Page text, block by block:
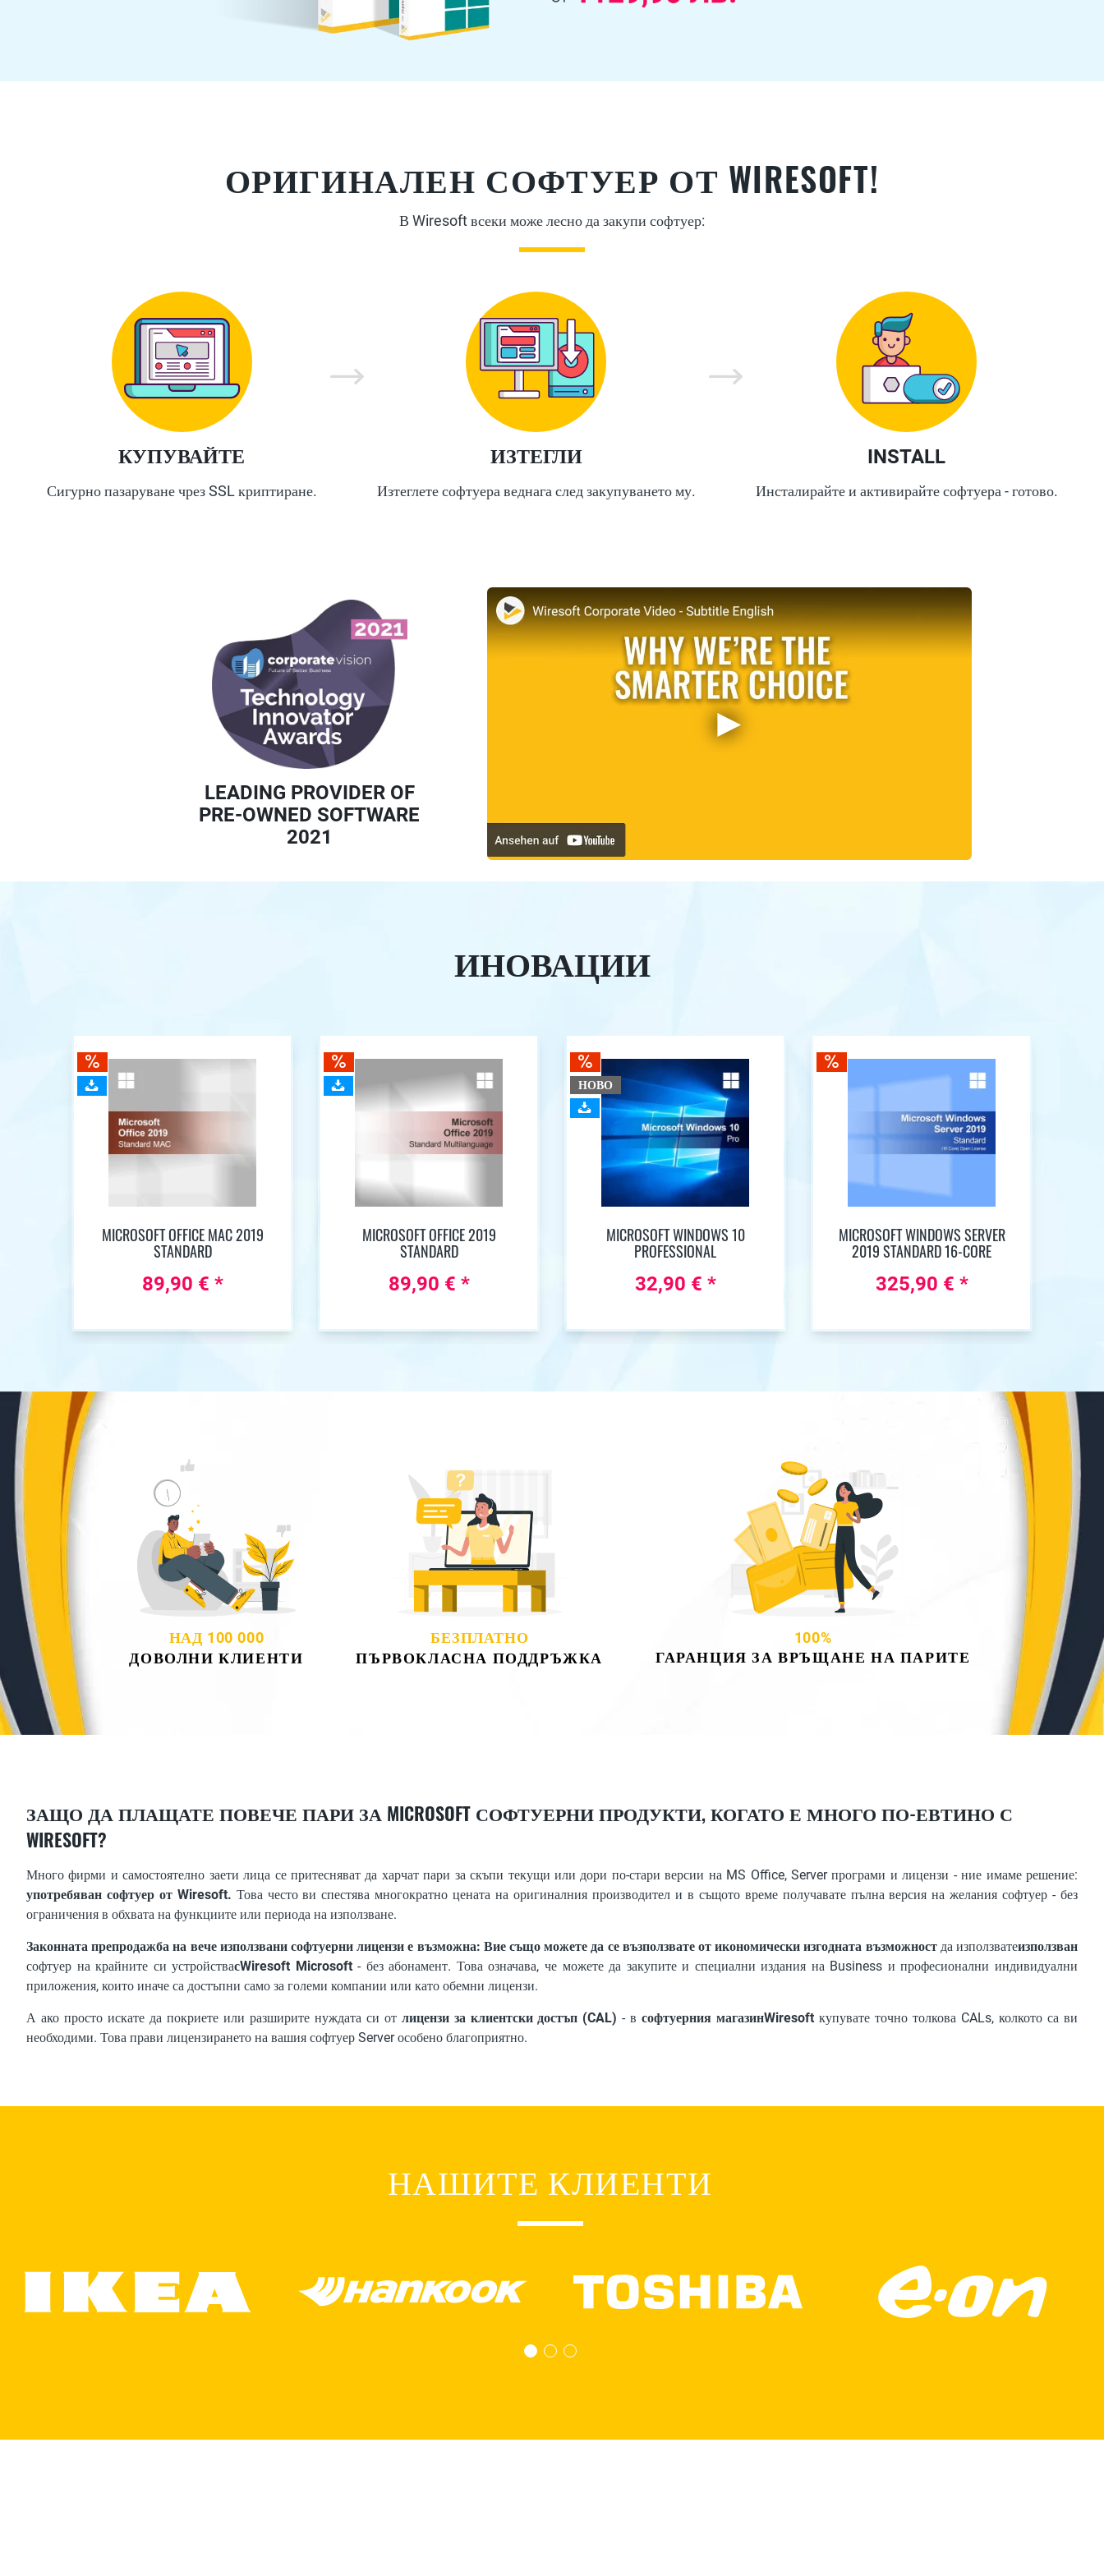
ОРИГИНАЛЕН СОФТУЕР ОТ WIRESOFT!
В Wiresoft всеки може лесно да закупи софтуер:
КУПУВАЙТЕ
Сигурно пазаруване чрез SSL криптиране.
ИЗТЕГЛИ
Изтеглете софтуера веднага след закупуването му.
INSTALL
Инсталирайте и активирайте софтуера - готово.
LEADING PROVIDER OF
PRE-OWNED SOFTWARE
2021
ИНОВАЦИИ
MICROSOFT OFFICE MAC 2019
STANDARD
89,90 € *
MICROSOFT OFFICE 2019
STANDARD
89,90 € *
НОВО
MICROSOFT WINDOWS 10
PROFESSIONAL
32,90 € *
MICROSOFT WINDOWS SERVER
2019 STANDARD 16-CORE
325,90 € *
НАД 100 000
ДОВОЛНИ КЛИЕНТИ
БЕЗПЛАТНО
ПЪРВОКЛАСНА ПОДДРЪЖКА
100%
ГАРАНЦИЯ ЗА ВРЪЩАНЕ НА ПАРИТЕ
ЗАЩО ДА ПЛАЩАТЕ ПОВЕЧЕ ПАРИ ЗА MICROSOFT СОФТУЕРНИ ПРОДУКТИ, КОГАТО Е МНОГО ПО-ЕВТИНО С
WIRESOFT?
Много фирми и самостоятелно заети лица се притесняват да харчат пари за скъпи текущи или дори по-стари версии на MS Office, Server програми и лицензи - ние имаме решение:
употребяван софтуер от Wiresoft. Това често ви спестява многократно цената на оригиналния производител и в същото време получавате пълна версия на желания софтуер - без
ограничения в обхвата на функциите или периода на използване.
Законната препродажба на вече използвани софтуерни лицензи е възможна: Вие също можете да се възползвате от икономически изгодната възможностда използватеизползван
софтуер на крайните си устройствасWiresoft Microsoft- без абонамент. Това означава, че можете да закупите и специални издания на Business и професионални индивидуални
приложения, които иначе са достъпни само за големи компании или като обемни лицензи.
А ако просто искате да покриете или разширите нуждата си от лицензи за клиентски достъп (CAL) - всофтуерния магазинWiresoftкупувате точно толкова CALs, колкото са ви
необходими. Това прави лицензирането на вашия софтуер Server особено благоприятно.
НАШИТЕ КЛИЕНТИ